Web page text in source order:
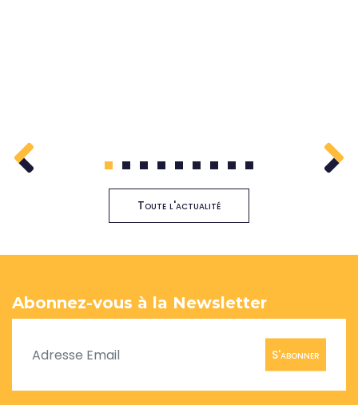
1 2 3 4 5 6 7 8 9
Toute l'actualité
Abonnez-vous à la Newsletter
S'abonner